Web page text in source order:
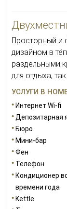
Просторный и
дизайном в
раздельными
для отдыха,
УСЛУГИ В
Интернет Wi-fi
Депозитарная
Бюро
Мини-бар
Фен
Телефон
Кондиционер
времени года
Kettle